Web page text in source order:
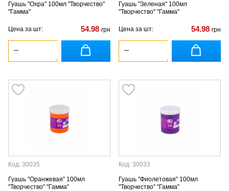
Гуашь "Охра" 100мл "Творчество"
"Гамма"
Цена за шт: 54.98 грн
Гуашь "Зеленая" 100мл
"Творчество" "Гамма"
Цена за шт: 54.98 грн
Код: 30035
Гуашь "Оранжевая" 100мл
"Творчество" "Гамма"
Код: 30033
Гуашь "Фиолетовая" 100мл
"Творчество" "Гамма"